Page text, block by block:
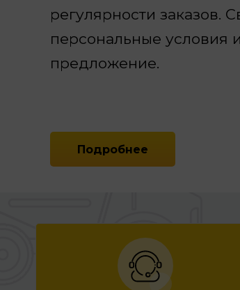
регулярности заказов.
персональные условия
предложение.
Подробнее